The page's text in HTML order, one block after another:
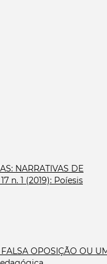
NARRATIVAS DE
n. 1 (2019): Poíesis
OPOSIÇÃO OU